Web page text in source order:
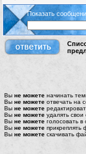
Показать
Вы не можете начинать
Вы не можете отвечать на
Вы не можете
Вы не можете удалять
Вы не можете голосовать в
Вы не можете прикреплять
Вы не можете скачивать